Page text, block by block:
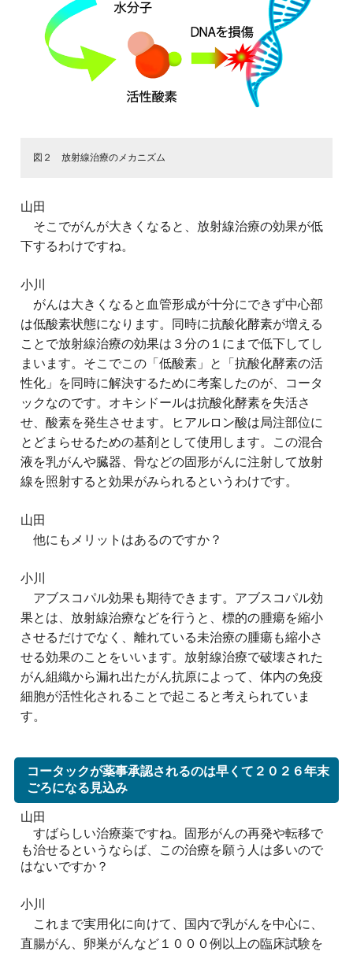
図２ 放射線治療のメカニズム
山田
そこでがんが大きくなると、放射線治療の効果が低
下するわけですね。
小川
がんは大きくなると血管形成が十分にできず中心部
は低酸素状態になります。同時に抗酸化酵素が増える
ことで放射線治療の効果は３分の１にまで低下してし
まいます。そこでこの「低酸素」と「抗酸化酵素の活
性化」を同時に解決するために考案したのが、コータ
ックなのです。オキシドールは抗酸化酵素を失活さ
せ、酸素を発生させます。ヒアルロン酸は局注部位に
とどまらせるための基剤として使用します。この混合
液を乳がんや臓器、骨などの固形がんに注射して放射
線を照射すると効果がみられるというわけです。
山田
他にもメリットはあるのですか？
小川
アブスコパル効果も期待できます。アブスコパル効
果とは、放射線治療などを行うと、標的の腫瘍を縮小
させるだけでなく、離れている未治療の腫瘍も縮小さ
せる効果のことをいいます。放射線治療で破壊された
がん組織から漏れ出たがん抗原によって、体内の免疫
細胞が活性化されることで起こると考えられていま
す。
コータックが薬事承認されるのは早くて２０２６年末
ごろになる見込み
山田
すばらしい治療薬ですね。固形がんの再発や転移で
も治せるというならば、この治療を願う人は多いので
はないですか？
小川
これまで実用化に向けて、国内で乳がんを中心に、
直腸がん、卵巣がんなど１０００例以上の臨床試験を